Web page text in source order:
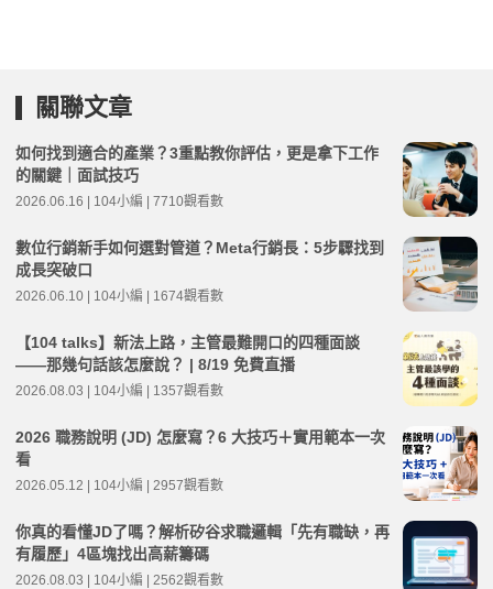
關聯文章
如何找到適合的產業？3重點教你評估，更是拿下工作
的關鍵｜面試技巧
2026.06.16 | 104小編 | 7710觀看數
數位行銷新手如何選對管道？Meta行銷長：5步驟找到
成長突破口
2026.06.10 | 104小編 | 1674觀看數
【104 talks】新法上路，主管最難開口的四種面談
——那幾句話該怎麼說？ | 8/19 免費直播
2026.08.03 | 104小編 | 1357觀看數
2026 職務說明 (JD) 怎麼寫？6 大技巧＋實用範本一次
看
2026.05.12 | 104小編 | 2957觀看數
你真的看懂JD了嗎？解析矽谷求職邏輯「先有職缺，再
有履歷」4區塊找出高薪籌碼
2026.08.03 | 104小編 | 2562觀看數